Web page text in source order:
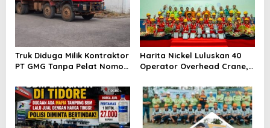
Truk Diduga Milik Kontraktor
PT GMG Tanpa Pelat Nomor
Penegakan Hukum
Dipertanyakan
Harita Nickel Luluskan 40
Operator Overhead Crane,
Pulau Obi